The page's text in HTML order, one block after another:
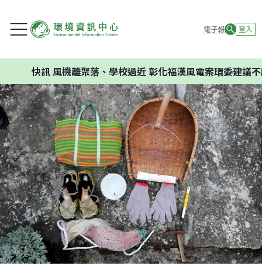
電子報 登入
風機離聚落、學校過近 彰化福漢風電案環委建議不應開發